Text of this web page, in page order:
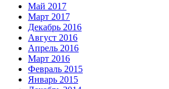
Май 2017
Март 2017
Декабрь 2016
Август 2016
Апрель 2016
Март 2016
Февраль 2015
Январь 2015